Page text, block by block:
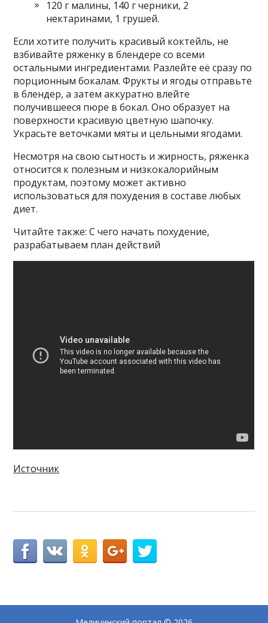
120 г малины, 140 г черники, 2
нектаринами, 1 грушей.
Если хотите получить красивый коктейль, не
взбивайте ряженку в блендере со всеми
остальными ингредиентами. Разлейте её сразу по
порционным бокалам. Фрукты и ягоды отправьте
в блендер, а затем аккуратно влейте
получившееся пюре в бокал. Оно образует на
поверхности красивую цветную шапочку.
Украсьте веточками мяты и цельными ягодами.
Несмотря на свою сытность и жирность, ряженка
относится к полезным и низкокалорийным
продуктам, поэтому может активно
использоваться для похудения в составе любых
диет.
Читайте также: С чего начать похудение,
разрабатываем план действий
Источник